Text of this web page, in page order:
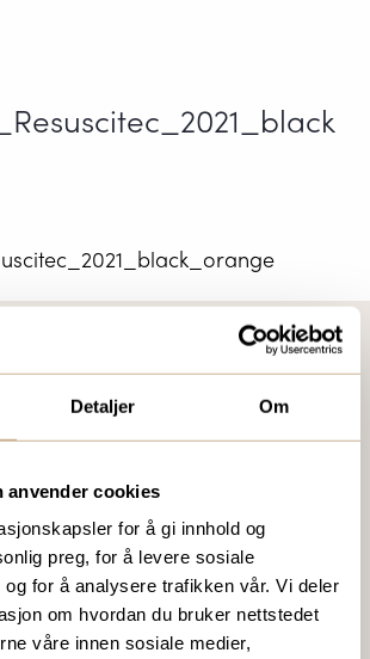
Detaljer Om
anvender cookies
for å gi innhold og
preg, for å levere sosiale
og for å analysere trafikken vår. Vi deler
om hvordan du bruker nettstedet
våre innen sosiale medier,
VÅRE PRODUKTER?
av våre medarbeidere, eller send en e-
KUNDEMAGASIN